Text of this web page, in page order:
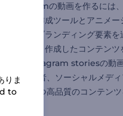
Instagramの動画を作るに
ション作成ツールとアニメ
スト、ブランディング要素
加して、作成したコンテン
う。 Instagram storiesの動
グ担当者、ソーシャルメデ
で目立つ高品質のコンテンツ
りま
to